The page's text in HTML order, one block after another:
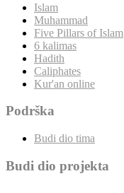
Islam
Muhammad
Five Pillars of Islam
6 kalimas
Hadith
Caliphates
Kur'an online
Podrška
Budi dio tima
Budi dio projekta